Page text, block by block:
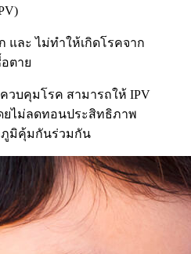
และ ไม่ทำให้เกิดโรคจาก
ตาย
วบคุมโรค สามารถให้ IPV
ไม่ลดทอนประสิทธิภาพ
ภูมิคุ้มกันร่วมกัน